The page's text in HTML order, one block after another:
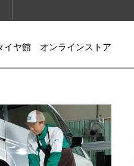
イヤ館 オンラインストア